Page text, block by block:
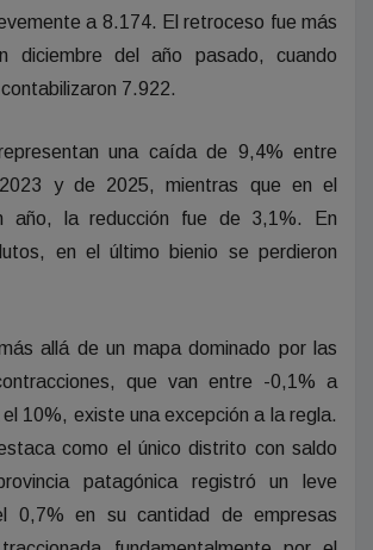
a 8.174. El retroceso fue más
diciembre del año pasado, cuando
7.922.
representan una caída de 9,4% entre
y de 2025, mientras que en el
año, la reducción fue de 3,1%. En
en el último bienio se perdieron
allá de un mapa dominado por las
que van entre -0,1% a
10%, existe una excepción a la regla.
como el único distrito con saldo
patagónica registró un leve
0,7% en su cantidad de empresas